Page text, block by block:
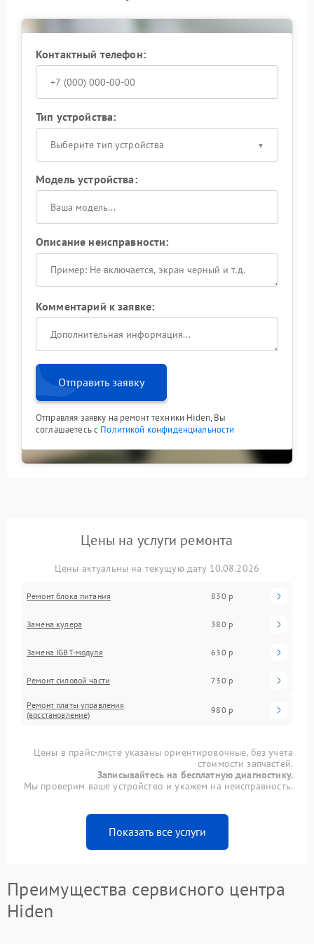
методики, исключающие случайные ошибки при
замене элементов цепи.
вернуть ИБП в стабильный режим эксплуатации.
Контактный телефон:
Тип устройства:
Выберите тип устройства
Модель устройства:
Описание неисправности:
Комментарий к заявке:
Отправить заявку
Отправляя заявку на ремонт техники Hiden, Вы
соглашаетесь с Политикой конфиденциальности
Цены на услуги ремонта
Цены актуальны на текущую дату 10.08.2026
Ремонт блока питания 830 р
Замена кулера 380 р
Замена IGBT-модуля 630 р
Ремонт силовой части 730 р
Ремонт платы управления
(восстановление)
980 р
Цены в прайс-листе указаны ориентировочные, без учета
стоимости запчастей.
Записывайтесь на бесплатную диагностику.
Мы проверим ваше устройство и укажем на неисправность.
Показать все услуги
Преимущества сервисного центра
Hiden